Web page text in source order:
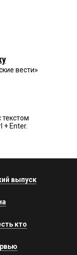
вести»
+ Enter.
выпуск
кто